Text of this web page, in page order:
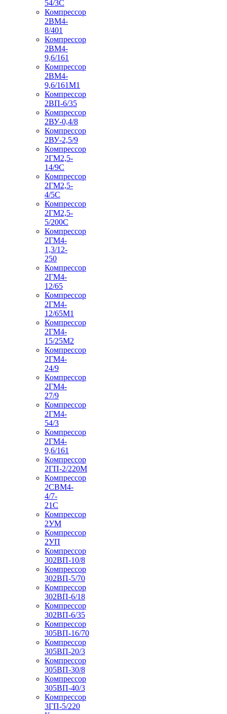
54/3С
Компрессор
2ВМ4-
8/401
Компрессор
2ВМ4-
9,6/161
Компрессор
2ВМ4-
9,6/161М1
Компрессор
2ВП-6/35
Компрессор
2ВУ-0,4/8
Компрессор
2ВУ-2,5/9
Компрессор
2ГМ2,5-
14/9С
Компрессор
2ГМ2,5-
4/5С
Компрессор
2ГМ2,5-
5/200С
Компрессор
2ГМ4-
1,3/12-
250
Компрессор
2ГМ4-
12/65
Компрессор
2ГМ4-
12/65М1
Компрессор
2ГМ4-
15/25М2
Компрессор
2ГМ4-
24/9
Компрессор
2ГМ4-
27/9
Компрессор
2ГМ4-
54/3
Компрессор
2ГМ4-
9,6/161
Компрессор
2ГП-2/220М
Компрессор
2СВМ4-
4/7-
21С
Компрессор
2УМ
Компрессор
2УП
Компрессор
302ВП-10/8
Компрессор
302ВП-5/70
Компрессор
302ВП-6/18
Компрессор
302ВП-6/35
Компрессор
305ВП-16/70
Компрессор
305ВП-20/3
Компрессор
305ВП-30/8
Компрессор
305ВП-40/3
Компрессор
3ГП-5/220